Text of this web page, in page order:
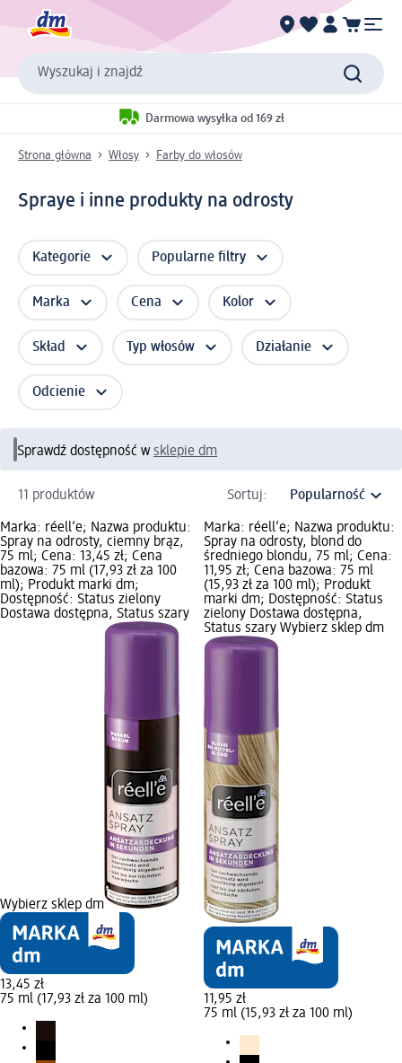
Wyszukaj i znajdź
Darmowa wysyłka od 169 zł
Strona główna Włosy Farby do włosów
Spraye i inne produkty na odrosty
Kategorie Popularne filtry
Marka Cena Kolor
Skład Typ włosów Działanie
Odcienie
Sprawdź dostępność w sklepie dm
11 produktów Sortuj:
Marka: réell‘e; Nazwa produktu:
Spray na odrosty, ciemny brąz,
75 ml; Cena: 13,45 zł; Cena
bazowa: 75 ml (17,93 zł za 100
ml); Produkt marki dm;
Dostępność: Status zielony
Dostawa dostępna, Status szary
Wybierz sklep dm
13,45 zł
75 ml (17,93 zł za 100 ml)
Marka: réell‘e; Nazwa produktu:
Spray na odrosty, blond do
średniego blondu, 75 ml; Cena:
11,95 zł; Cena bazowa: 75 ml
(15,93 zł za 100 ml); Produkt
marki dm; Dostępność: Status
zielony Dostawa dostępna,
Status szary Wybierz sklep dm
11,95 zł
75 ml (15,93 zł za 100 ml)